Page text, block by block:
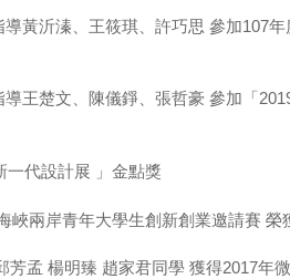
黃沂溱、王筱琪、許巧思 參加107
王楚文、陳儀錚、張哲豪 參加「
一代設計展 」金點獎
峽兩岸青年大學生創新創業邀請賽 榮
芳孟 楊明臻 趙家君同學 獲得2017年